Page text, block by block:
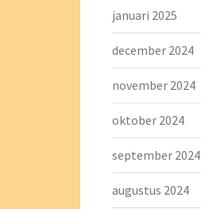
januari 2025
december 2024
november 2024
oktober 2024
september 2024
augustus 2024